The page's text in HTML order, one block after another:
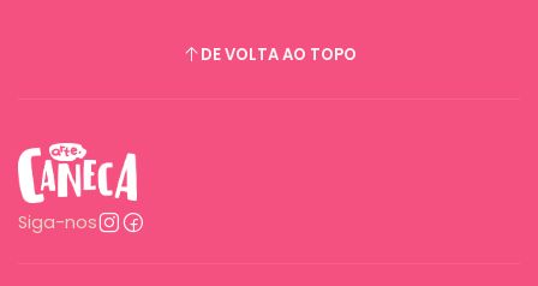
DE VOLTA AO TOPO
Siga-nos